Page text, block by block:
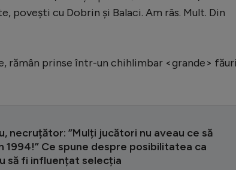
povești cu Dobrin și Balaci. Am râs. Mult. Din
rămân prinse într-un chihlimbar <grande>
necruțător: ”Mulți jucători nu aveau ce să
1994!” Ce spune despre posibilitatea ca
să fi influențat selecția